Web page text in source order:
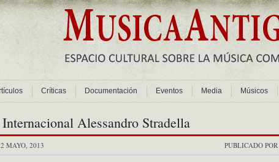
Críticas Documentación Eventos Media Músicos
Alessandro Stradella
PUBLICADO POR
MAYO, 2013